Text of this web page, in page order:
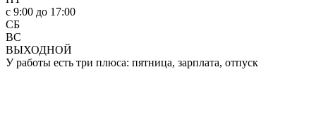
c 9:00 до 17:00
СБ
ВС
ВЫХОДНОЙ
У работы есть три плюса: пятница, зарплата, отпуск